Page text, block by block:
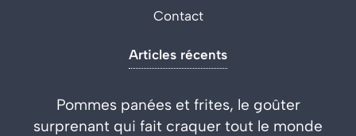
Contact
Articles récents
Pommes panées et frites, le goûter
surprenant qui fait craquer tout le monde